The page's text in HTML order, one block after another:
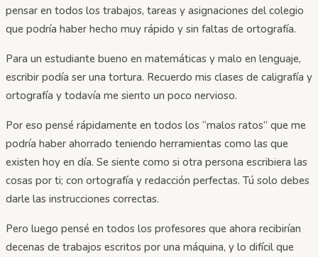
pensar en todos los trabajos, tareas y asignaciones del colegio
que podría haber hecho muy rápido y sin faltas de ortografía.
Para un estudiante bueno en matemáticas y malo en lenguaje,
escribir podía ser una tortura. Recuerdo mis clases de caligrafía y
ortografía y todavía me siento un poco nervioso.
Por eso pensé rápidamente en todos los “malos ratos” que me
podría haber ahorrado teniendo herramientas como las que
existen hoy en día. Se siente como si otra persona escribiera las
cosas por ti; con ortografía y redacción perfectas. Tú solo debes
darle las instrucciones correctas.
Pero luego pensé en todos los profesores que ahora recibirían
decenas de trabajos escritos por una máquina, y lo difícil que